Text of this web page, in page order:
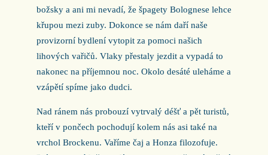
božsky a ani mi nevadí, že špagety Bolognese lehce
křupou mezi zuby. Dokonce se nám daří naše
provizorní bydlení vytopit za pomoci našich
lihových vařičů. Vlaky přestaly jezdit a vypadá to
nakonec na příjemnou noc. Okolo desáté uleháme a
vzápětí spíme jako dudci.
Nad ránem nás probouzí vytrvalý déšť a pět turistů,
kteří v pončech pochodují kolem nás asi také na
vrchol Brockenu. Vaříme čaj a Honza filozofuje.